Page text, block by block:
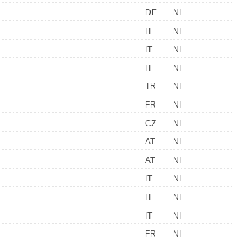
DE
NI
IT
NI
IT
NI
IT
NI
TR
NI
FR
NI
CZ
NI
AT
NI
AT
NI
IT
NI
IT
NI
IT
NI
FR
NI